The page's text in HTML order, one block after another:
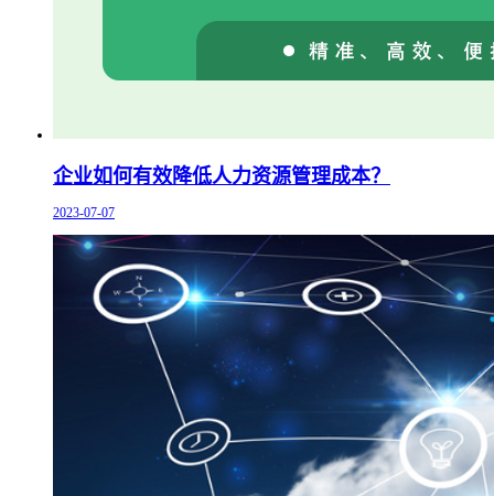
企业如何有效降低人力资源管理成本？
2023-07-07